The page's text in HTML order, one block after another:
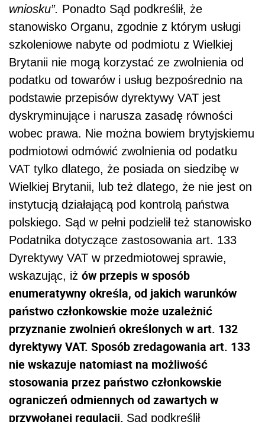
wniosku”. Ponadto Sąd podkreślił, że
stanowisko Organu, zgodnie z którym usługi
szkoleniowe nabyte od podmiotu z Wielkiej
Brytanii nie mogą korzystać ze zwolnienia od
podatku od towarów i usług bezpośrednio na
podstawie przepisów dyrektywy VAT jest
dyskryminujące i narusza zasadę równości
wobec prawa. Nie można bowiem brytyjskiemu
podmiotowi odmówić zwolnienia od podatku
VAT tylko dlatego, że posiada on siedzibę w
Wielkiej Brytanii, lub też dlatego, że nie jest on
instytucją działającą pod kontrolą państwa
polskiego. Sąd w pełni podzielił też stanowisko
Podatnika dotyczące zastosowania art. 133
Dyrektywy VAT w przedmiotowej sprawie,
wskazując, iż ów przepis w sposób
enumeratywny określa, od jakich warunków
państwo członkowskie może uzależnić
przyznanie zwolnień określonych w art. 132
dyrektywy VAT. Sposób zredagowania art. 133
nie wskazuje natomiast na możliwość
stosowania przez państwo członkowskie
ograniczeń odmiennych od zawartych w
przywołanej regulacji. Sąd podkreślił